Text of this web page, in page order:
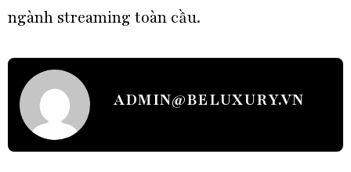
ngành streaming toàn cầu.
ADMIN@BELUXURY.VN